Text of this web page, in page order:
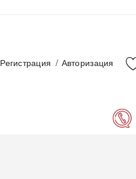
Регистрация Авторизация